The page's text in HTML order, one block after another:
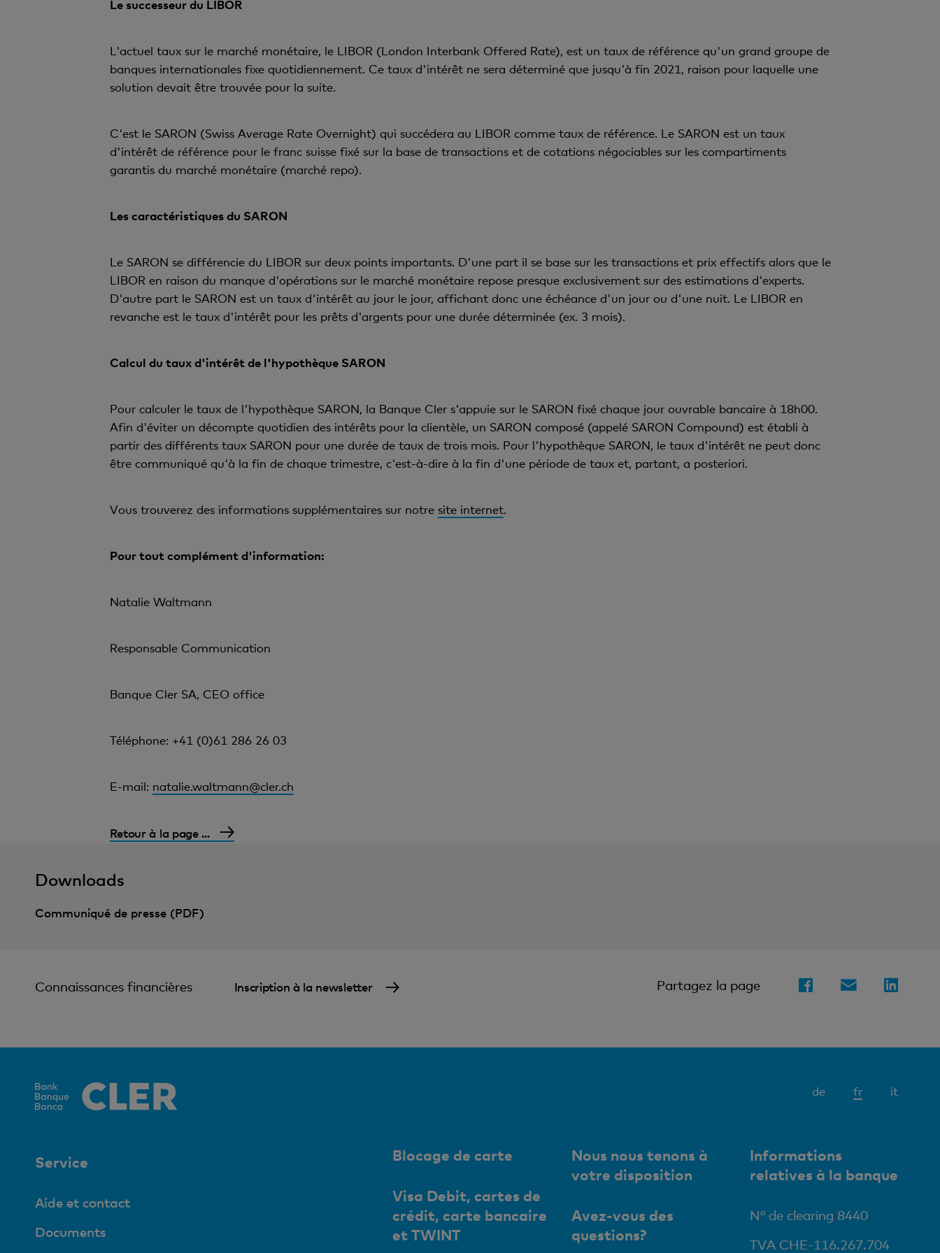
Le successeur du LIBOR
L'actuel taux sur le marché monétaire, le LIBOR (London Interbank Offered Rate), est un taux de référence qu'un grand groupe de
banques internationales fixe quotidiennement. Ce taux d'intérêt ne sera déterminé que jusqu'à fin 2021, raison pour laquelle une
solution devait être trouvée pour la suite.
C'est le SARON (Swiss Average Rate Overnight) qui succédera au LIBOR comme taux de référence. Le SARON est un taux
d'intérêt de référence pour le franc suisse fixé sur la base de transactions et de cotations négociables sur les compartiments
garantis du marché monétaire (marché repo).
Les caractéristiques du SARON
Le SARON se différencie du LIBOR sur deux points importants. D'une part il se base sur les transactions et prix effectifs alors que le
LIBOR en raison du manque d'opérations sur le marché monétaire repose presque exclusivement sur des estimations d'experts.
D'autre part le SARON est un taux d'intérêt au jour le jour, affichant donc une échéance d'un jour ou d'une nuit. Le LIBOR en
revanche est le taux d'intérêt pour les prêts d'argents pour une durée déterminée (ex. 3 mois).
Calcul du taux d'intérêt de l'hypothèque SARON
Pour calculer le taux de l'hypothèque SARON, la Banque Cler s'appuie sur le SARON fixé chaque jour ouvrable bancaire à 18h00.
Afin d'éviter un décompte quotidien des intérêts pour la clientèle, un SARON composé (appelé SARON Compound) est établi à
partir des différents taux SARON pour une durée de taux de trois mois. Pour l'hypothèque SARON, le taux d'intérêt ne peut donc
être communiqué qu'à la fin de chaque trimestre, c'est-à-dire à la fin d'une période de taux et, partant, a posteriori.
Vous trouverez des informations supplémentaires sur notre site internet.
Pour tout complément d'information:
Natalie Waltmann
Responsable Communication
Banque Cler SA, CEO office
Téléphone: +41 (0)61 286 26 03
E-mail: natalie.waltmann@cler.ch
Retour à la page ...
Downloads
Communiqué de presse (PDF)
Connaissances financières Inscription à la newsletter Partagez la page
de frElément
it
Service
Aide et contact
Documents
Blocage de carte
Visa Debit, cartes de
crédit, carte bancaire
et TWINT
Nous nous tenons à
votre disposition
Avez-vous des
questions?
Informations
relatives à la banque
N° de clearing 8440
TVA CHE-116.267.704